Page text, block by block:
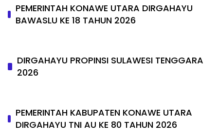
PEMERINTAH KONAWE UTARA DIRGAHAYU
BAWASLU KE 18 TAHUN 2026
DIRGAHAYU PROPINSI SULAWESI TENGGARA
2026
PEMERINTAH KABUPATEN KONAWE UTARA
DIRGAHAYU TNI AU KE 80 TAHUN 2026